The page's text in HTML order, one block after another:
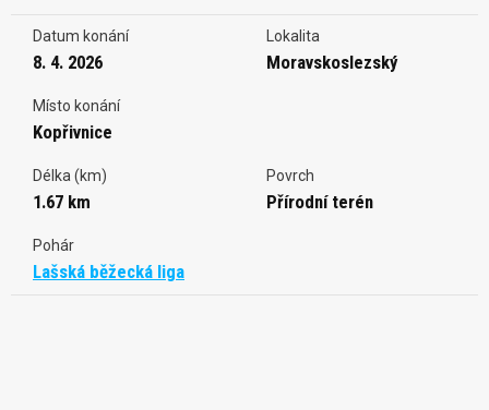
Datum konání
8. 4. 2026
Lokalita
Moravskoslezský
Místo konání
Kopřivnice
Délka (km)
1.67 km
Povrch
Přírodní terén
Pohár
Lašská běžecká liga